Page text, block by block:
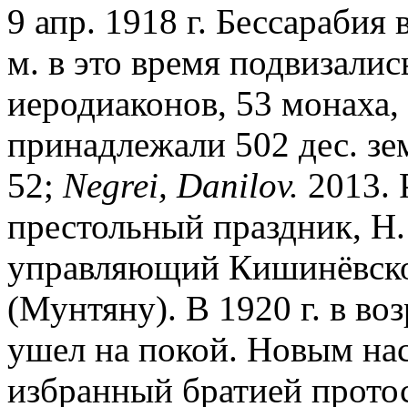
9 апр. 1918 г.
м. в это время
иеродиаконов, 53
принадлежали 502 дес.
52; Negrei, Danilov. 2013.
престольный праздник,
управляющий
(Мунтяну). В 1920 г. в
ушел на покой. Новым
избранный братией